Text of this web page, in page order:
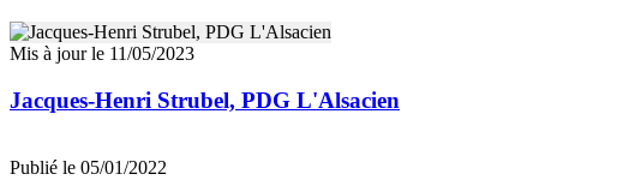
Mis à jour le 11/05/2023
Jacques-Henri Strubel, PDG L'Alsacien
Publié le 05/01/2022